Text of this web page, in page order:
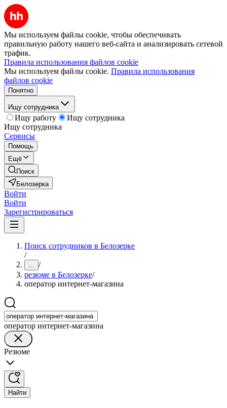
Мы используем файлы cookie, чтобы обеспечивать
правильную работу нашего веб-сайта и анализировать сетевой
трафик.
Правила использования файлов cookie
Мы используем файлы cookie. Правила использования
файлов cookie
Понятно
Ищу сотрудника
Ищу работу
Ищу сотрудника
Ищу сотрудника
Сервисы
Помощь
Ещё
Поиск
Белозерка
Войти
Войти
Зарегистрироваться
Поиск сотрудников в Белозерке
/
... /
резюме в Белозерке/
оператор интернет-магазина
оператор интернет-магазина
Резюме
Найти